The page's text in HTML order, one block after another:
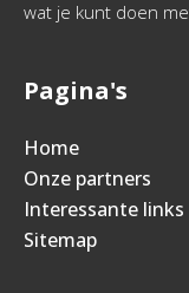
wat je kunt doen
Pagina's
Home
Onze partners
Interessante links
Sitemap